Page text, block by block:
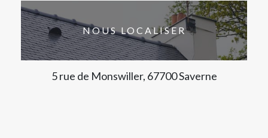
NOUS LOCALISER
5 rue de Monswiller, 67700 Saverne